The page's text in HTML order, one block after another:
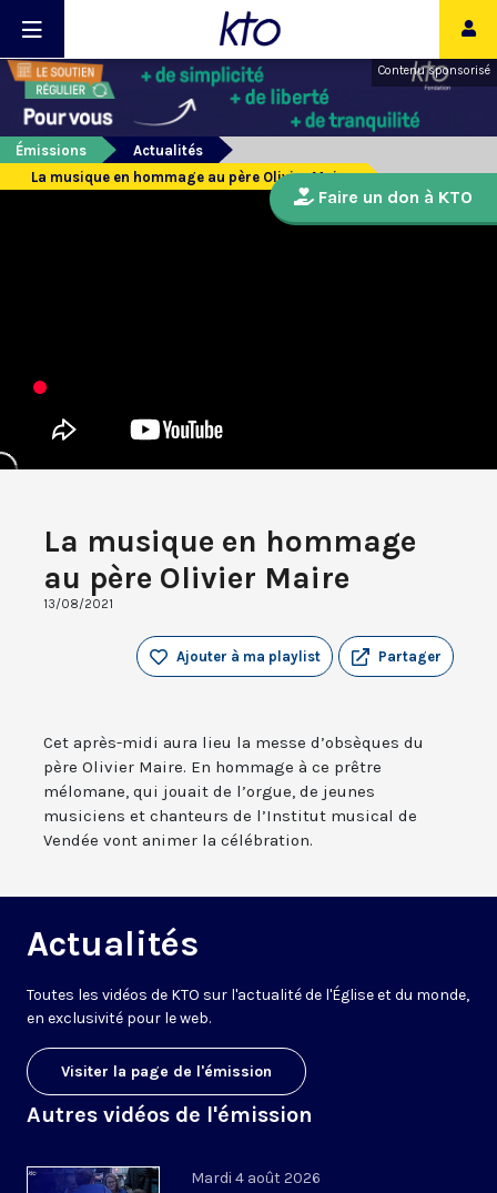
Contenu sponsorisé
Émissions
Actualités
La musique en hommage au père Olivier Maire
La musique en hommage
au père Olivier Maire
13/08/2021
Partager
Ajouter à ma playlist
Cet après-midi aura lieu la messe d’obsèques du
père Olivier Maire. En hommage à ce prêtre
mélomane, qui jouait de l’orgue, de jeunes
musiciens et chanteurs de l’Institut musical de
Vendée vont animer la célébration.
Actualités
Toutes les vidéos de KTO sur l'actualité de l'Église et du monde,
en exclusivité pour le web.
Visiter la page de l'émission
Autres vidéos de l'émission
Mardi 4 août 2026
Faire un don à KTO